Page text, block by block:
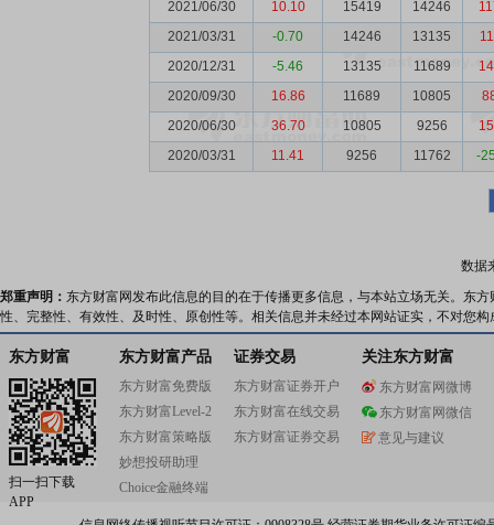
2021/06/30
10.10 15419 14246
2021/03/31
-0.70 14246 13135
2020/12/31
-5.46 13135 11689
2020/09/30
16.86 11689 10805
2020/06/30
36.70 10805 9256
2020/03/31
11.41 9256 11762 -
数据
郑重声明： 东方财富网发布此信息的目的在于传播更多信息，与本站立场无关。东
性、完整性、有效性、及时性、原创性等。相关信息并未经过本网站证实，不对您
东方财富
扫一扫下载
APP
东方财富产品
东方财富免费版
东方财富Level-2
东方财富策略版
妙想投研助理
Choice金融终端
证券交易
东方财富证券开户
东方财富在线交易
东方财富证券交易
关注东方财富
东方财富网微博
东方财富网微信
意见与建议